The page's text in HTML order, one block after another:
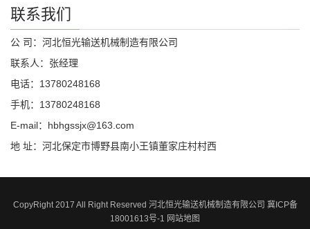
联系我们
公 司：河北恒光输送机械制造有限公司
联系人：张经理
电话：13780248168
手机：13780248168
E-mail：hbhgssjx@163.com
地 址：河北保定市博野县南小王镇董家庄村村西
CopyRight 2017 All Right Reserved 河北恒光输送机械制造有限公司 冀ICP备
18001613号-1 网站地图